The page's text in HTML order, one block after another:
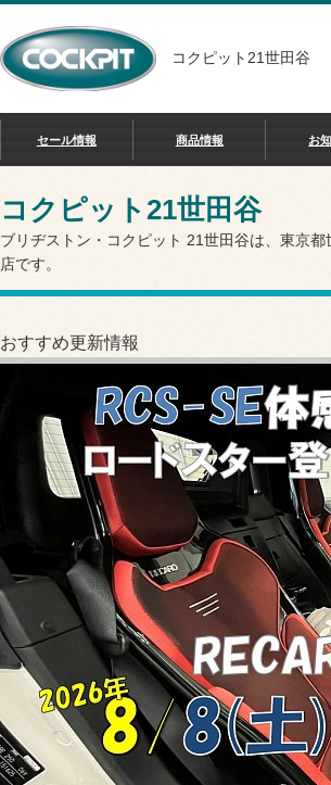
コクピット21世田谷
セール情報 商品情報 お
コクピット21世田谷
ブリヂストン・コクピット 21世田谷は、東京
店です。
おすすめ更新情報